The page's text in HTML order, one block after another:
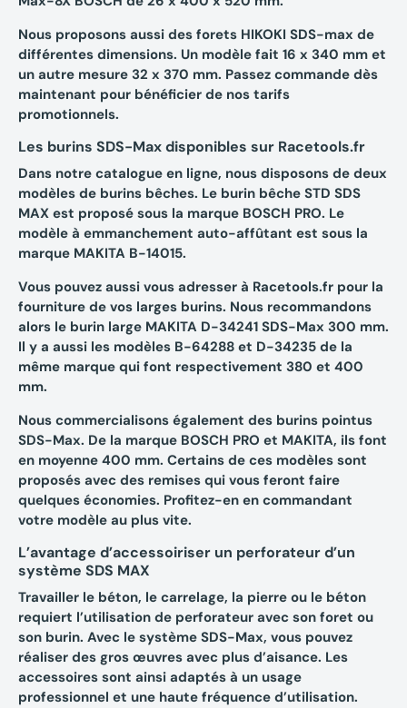
Nous proposons aussi des forets HIKOKI SDS-max de
différentes dimensions. Un modèle fait 16 x 340 mm et
un autre mesure 32 x 370 mm. Passez commande dès
maintenant pour bénéficier de nos tarifs
promotionnels.
Les burins SDS-Max disponibles sur Racetools.fr
Dans notre catalogue en ligne, nous disposons de deux
modèles de burins bêches. Le burin bêche STD SDS
MAX est proposé sous la marque BOSCH PRO. Le
modèle à emmanchement auto-affûtant est sous la
marque MAKITA B-14015.
Vous pouvez aussi vous adresser à Racetools.fr pour la
fourniture de vos larges burins. Nous recommandons
alors le burin large MAKITA D-34241 SDS-Max 300 mm.
Il y a aussi les modèles B-64288 et D-34235 de la
même marque qui font respectivement 380 et 400
mm.
Nous commercialisons également des burins pointus
SDS-Max. De la marque BOSCH PRO et MAKITA, ils font
en moyenne 400 mm. Certains de ces modèles sont
proposés avec des remises qui vous feront faire
quelques économies. Profitez-en en commandant
votre modèle au plus vite.
L’avantage d’accessoiriser un perforateur d’un
système SDS MAX
Travailler le béton, le carrelage, la pierre ou le béton
requiert l’utilisation de perforateur avec son foret ou
son burin. Avec le système SDS-Max, vous pouvez
réaliser des gros œuvres avec plus d’aisance. Les
accessoires sont ainsi adaptés à un usage
professionnel et une haute fréquence d’utilisation.